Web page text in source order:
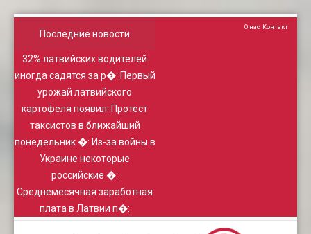
Последние новости
32% латвийских водителей
иногда садятся за р�: Первый
урожай латвийского
картофеля появил: Протест
таксистов в ближайший
понедельник �: Из-за войны в
Украине некоторые
российские �:
Среднемесячная заработная
плата в Латвии п�:
О нас Контакт